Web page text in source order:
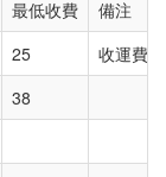
最低收費
備注
25
收運費
38